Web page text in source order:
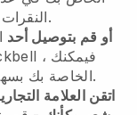
النقرات ، فإننا نقوم بالعمل نيابة عنك.
أو قم بتوصيل أحد
، فيمكنك
الخاصة بك بسهولة بنطاقك.
اتقن العلامة